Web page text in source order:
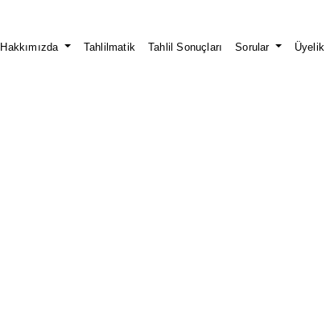
Hakkımızda Tahlilmatik Tahlil Sonuçları Sorular Üyelik